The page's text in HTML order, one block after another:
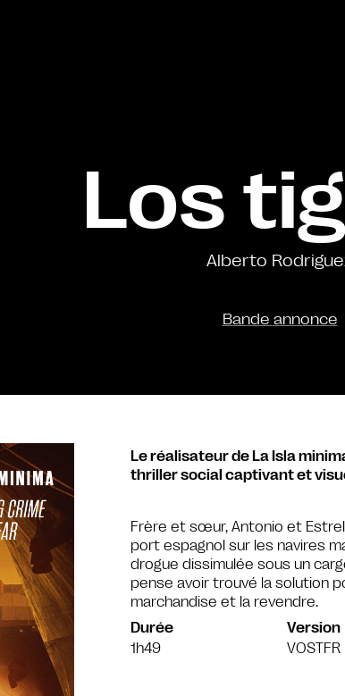
Los
Alberto
Bande annonce
Le réalisateur de La Isla
thriller social captivant et
Frère et sœur, Antonio et
port espagnol sur les navires
drogue dissimulée sous un
pense avoir trouvé la solution
marchandise et la revendre.
Durée
1h49
Version
VOSTFR